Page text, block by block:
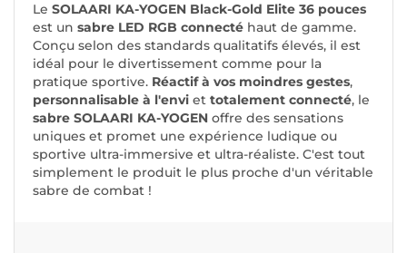
Le SOLAARI KA-YOGEN Black-Gold Elite 36 pouces
est un sabre LED RGB connecté haut de gamme.
Conçu selon des standards qualitatifs élevés, il est
idéal pour le divertissement comme pour la
pratique sportive. Réactif à vos moindres gestes,
personnalisable à l'envi et totalement connecté, le
sabre SOLAARI KA-YOGEN offre des sensations
uniques et promet une expérience ludique ou
sportive ultra-immersive et ultra-réaliste. C'est tout
simplement le produit le plus proche d'un véritable
sabre de combat !